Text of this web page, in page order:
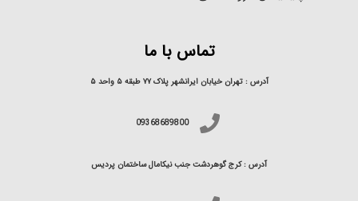
تماس با ما
آدرس : تهران خیابان ایرانشهر پلاک ۷۷ طبقه ۵ واحد ۵
09368689800
آدرس : کرج گوهردشت جنب نیکامال ساختمان پردیس